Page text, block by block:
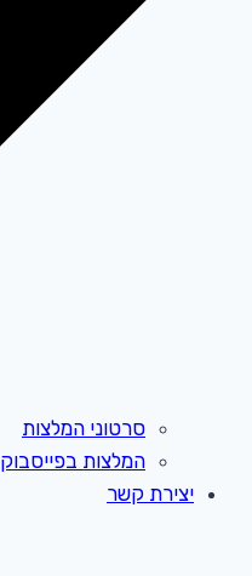
סרטוני המלצות
המלצות בפייסבוק
יצירת קשר